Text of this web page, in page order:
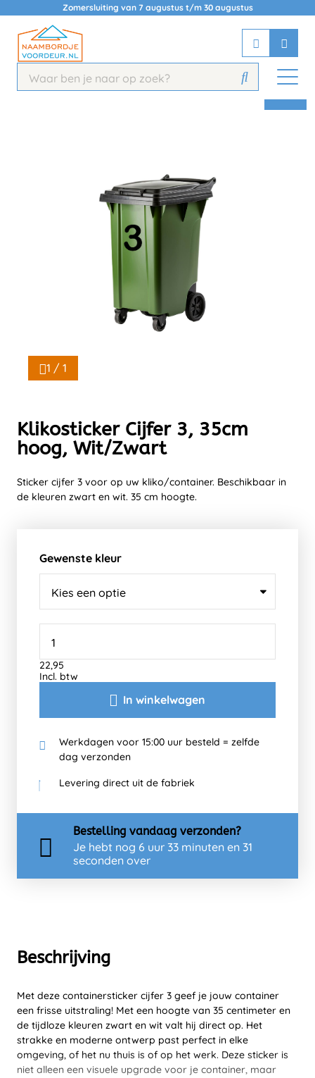
Zomersluiting van 7 augustus t/m 30 augustus
Chat 24/7 met onze chatbot voor
Contact
Beschrijving
Met deze containersticker cijfer 3 geef je jouw container
een frisse uitstraling! Met een hoogte van 35 centimeter en
de tijdloze kleuren zwart en wit valt hij direct op. Het
strakke en moderne ontwerp past perfect in elke
omgeving, of het nu thuis is of op het werk. Deze sticker is
niet alleen een visuele upgrade voor je container, maar
1 / 1
Klikosticker Cijfer 3, 35cm
hoog, Wit/Zwart
Sticker cijfer 3 voor op uw kliko/container. Beschikbaar in
de kleuren zwart en wit. 35 cm hoogte.
Gewenste kleur
In winkelwagen
22,95
Incl. btw
Werkdagen voor 15:00 uur besteld = zelfde
dag verzonden
Levering direct uit de fabriek
Bestelling vandaag verzonden?
Je hebt nog 6 uur 33 minuten en 31
seconden over